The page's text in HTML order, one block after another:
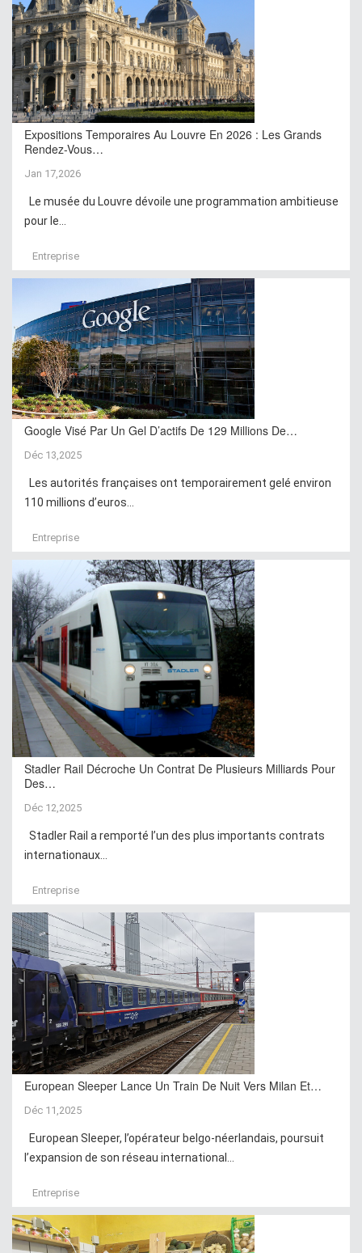
Expositions Temporaires Au Louvre En 2026 : Les Grands
Rendez-Vous…
Jan 17,2026
Le musée du Louvre dévoile une programmation ambitieuse
pour le...
Entreprise
Google Visé Par Un Gel D’actifs De 129 Millions De…
Déc 13,2025
Les autorités françaises ont temporairement gelé environ
110 millions d’euros...
Entreprise
Stadler Rail Décroche Un Contrat De Plusieurs Milliards Pour
Des…
Déc 12,2025
Stadler Rail a remporté l’un des plus importants contrats
internationaux...
Entreprise
European Sleeper Lance Un Train De Nuit Vers Milan Et…
Déc 11,2025
European Sleeper, l’opérateur belgo-néerlandais, poursuit
l’expansion de son réseau international...
Entreprise